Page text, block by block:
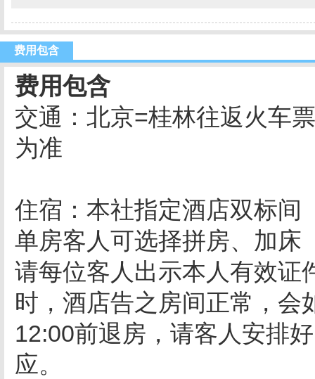
费用包含
费用包含
交通：北京=桂林往返火车
为准
住宿：本社指定酒店双标间
单房客人可选择拼房、加床
请每位客人出示本人有效证
时，酒店告之房间正常，会
12:00前退房，请客人安排
应。